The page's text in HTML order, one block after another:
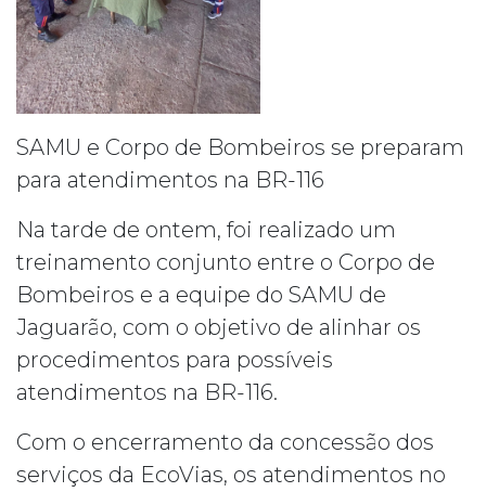
SAMU e Corpo de Bombeiros se preparam
para atendimentos na BR-116
Na tarde de ontem, foi realizado um
treinamento conjunto entre o Corpo de
Bombeiros e a equipe do SAMU de
Jaguarão, com o objetivo de alinhar os
procedimentos para possíveis
atendimentos na BR-116.
Com o encerramento da concessão dos
serviços da EcoVias, os atendimentos no